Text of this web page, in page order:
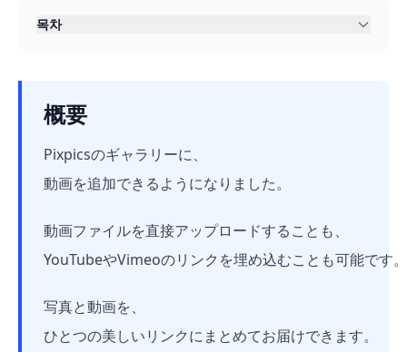
목차
概要
Pixpicsのギャラリーに、
動画を追加できるようになりました。
動画ファイルを直接アップロードすることも、
YouTubeやVimeoのリンクを埋め込むことも可能です。
写真と動画を、
ひとつの美しいリンクにまとめてお届けできます。